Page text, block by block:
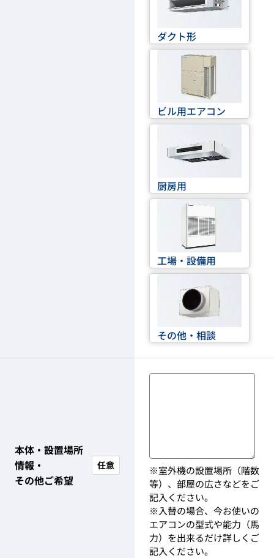
ダクト形
ビル用エアコン
厨房用
工場・設備用
その他・相談
本体・設置場所
情報・
その他ご希望
任意
※室外機の設置場所（階数
等）、部屋の広さなどをご
記入ください。
※入替の場合、今お使いの
エアコンの型式や能力（馬
力）を出来るだけ詳しくご
記入ください。